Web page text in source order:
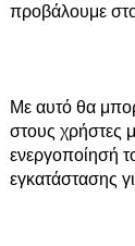
προβάλουμε
Με αυτό θα
στους χρήστες
ενεργοποίησή
εγκατάστασης